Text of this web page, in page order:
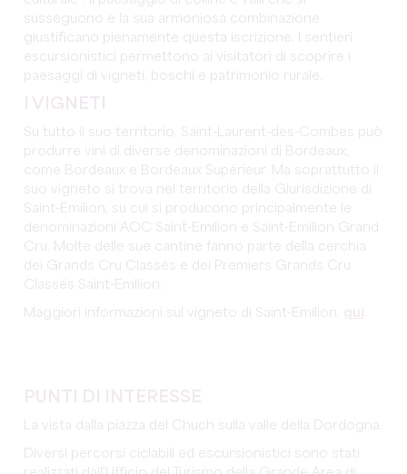
susseguono e la sua armoniosa combinazione
giustificano pienamente questa iscrizione. I sentieri
escursionistici permettono ai visitatori di scoprire i
paesaggi di vigneti, boschi e patrimonio rurale.
Su tutto il suo territorio, Saint-Laurent-des-Combes può
produrre vini di diverse denominazioni di Bordeaux,
come Bordeaux e Bordeaux Supérieur. Ma soprattutto il
suo vigneto si trova nel territorio della Giurisdizione di
Saint-Emilion, su cui si producono principalmente le
denominazioni AOC Saint-Emilion e Saint-Emilion Grand
Cru. Molte delle sue cantine fanno parte della cerchia
dei Grands Cru Classés e dei Premiers Grands Cru
Classés Saint-Emilion.
Maggiori informazioni sul vigneto di Saint-Emilion,
La vista dalla piazza del Chuch sulla valle della Dordogna.
Diversi percorsi ciclabili ed escursionistici sono stati